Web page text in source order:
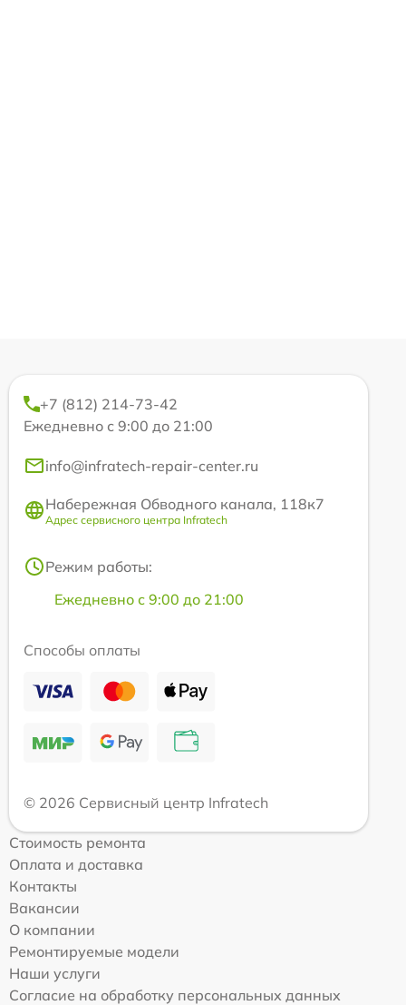
+7 (812) 214-73-42
Ежедневно с 9:00 до 21:00
info@infratech-repair-center.ru
Набережная Обводного канала, 118к7
Адрес сервисного центра Infratech
Режим работы:
Ежедневно с 9:00 до 21:00
Способы оплаты
© 2026 Сервисный центр Infratech
Стоимость ремонта
Оплата и доставка
Контакты
Вакансии
О компании
Ремонтируемые модели
Наши услуги
Согласие на обработку персональных данных